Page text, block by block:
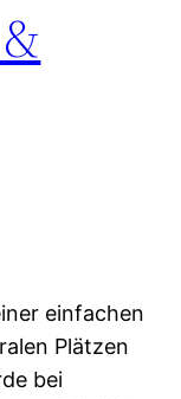
einfachen
Plätzen
bei